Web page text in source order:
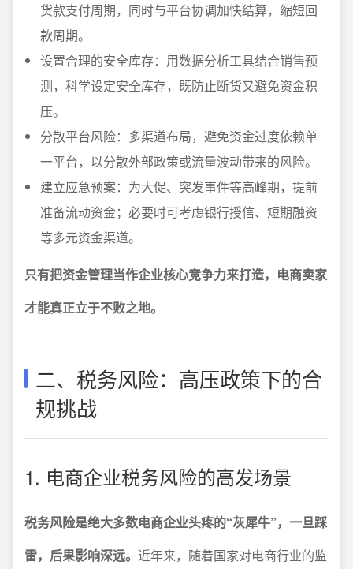
货款支付周期，同时与平台协调加快结算，缩短回
款周期。
设置合理的安全库存：用数据分析工具结合销售预
测，科学设定安全库存，既防止断货又避免资金积
压。
分散平台风险：多渠道布局，避免资金过度依赖单
一平台，以分散外部政策或流量波动带来的风险。
建立应急预案：为大促、突发事件等高峰期，提前
准备流动资金；必要时可考虑银行授信、短期融资
等多元资金渠道。
只有把资金管理当作企业核心竞争力来打造，电商卖家
才能真正立于不败之地。
二、税务风险：高压政策下的合
规挑战
1. 电商企业税务风险的高发场景
税务风险是绝大多数电商企业头疼的“灰犀牛”，一旦踩
雷，后果影响深远。 近年来，随着国家对电商行业的监